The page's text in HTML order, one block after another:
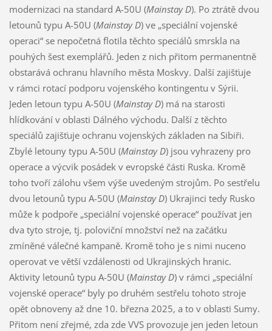
modernizaci na standard A-50U (Mainstay D). Po ztrátě dvou
letounů typu A-50U (Mainstay D) ve „speciální vojenské
operaci“ se nepočetná flotila těchto speciálů smrskla na
pouhých šest exemplářů. Jeden z nich přitom permanentně
obstarává ochranu hlavního města Moskvy. Další zajišťuje
v rámci rotací podporu vojenského kontingentu v Sýrii.
Jeden letoun typu A-50U (Mainstay D) má na starosti
hlídkování v oblasti Dálného východu. Další z těchto
speciálů zajišťuje ochranu vojenských základen na Sibiři.
Zbylé letouny typu A-50U (Mainstay D) jsou vyhrazeny pro
operace a výcvik posádek v evropské části Ruska. Kromě
toho tvoří zálohu všem výše uvedeným strojům. Po sestřelu
dvou letounů typu A-50U (Mainstay D) Ukrajinci tedy Rusko
může k podpoře „speciální vojenské operace“ používat jen
dva tyto stroje, tj. poloviční množství než na začátku
zmíněné válečné kampaně. Kromě toho je s nimi nuceno
operovat ve větší vzdálenosti od Ukrajinských hranic.
Aktivity letounů typu A-50U (Mainstay D) v rámci „speciální
vojenské operace“ byly po druhém sestřelu tohoto stroje
opět obnoveny až dne 10. března 2025, a to v oblasti Sumy.
Přitom není zřejmé, zda zde VVS provozuje jen jeden letoun